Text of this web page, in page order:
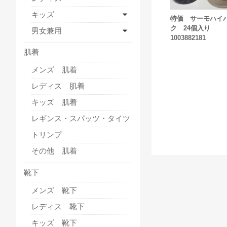
特価 サーモハイ
ク 24個入り
1003882181
キッズ
男女兼用
肌着
メンズ 肌着
レディス 肌着
キッズ 肌着
レギンス・スパッツ・タイツ
トリンプ
その他 肌着
靴下
メンズ 靴下
レディス 靴下
キッズ 靴下